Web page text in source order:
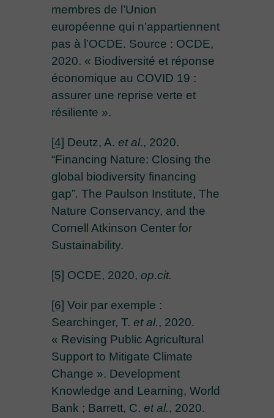
membres de l’Union
européenne qui n’appartiennent
pas à l’OCDE. Source : OCDE,
2020. « Biodiversité et réponse
économique au COVID 19 :
assurer une reprise verte et
résiliente ».
[4] Deutz, A. et al., 2020.
“Financing Nature: Closing the
global biodiversity financing
gap”. The Paulson Institute, The
Nature Conservancy, and the
Cornell Atkinson Center for
Sustainability.
[5] OCDE, 2020, op.cit.
[6] Voir par exemple :
Searchinger, T. et al., 2020.
« Revising Public Agricultural
Support to Mitigate Climate
Change ». Development
Knowledge and Learning, World
Bank ; Barrett, C. et al., 2020.